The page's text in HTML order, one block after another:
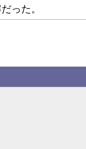
った。